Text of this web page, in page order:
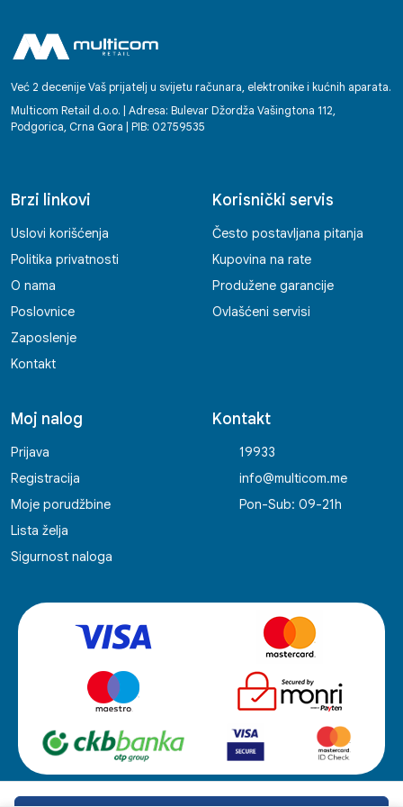
Već 2 decenije Vaš prijatelj u svijetu računara, elektronike i kućnih aparata.
Multicom Retail d.o.o. | Adresa: Bulevar Džordža Vašingtona 112,
Podgorica, Crna Gora | PIB: 02759535
Brzi linkovi
Uslovi korišćenja
Politika privatnosti
O nama
Poslovnice
Zaposlenje
Kontakt
Korisnički servis
Često postavljana pitanja
Kupovina na rate
Produžene garancije
Ovlašćeni servisi
Moj nalog
Prijava
Registracija
Moje porudžbine
Lista želja
Sigurnost naloga
Kontakt
19933
info@multicom.me
Pon-Sub: 09-21h